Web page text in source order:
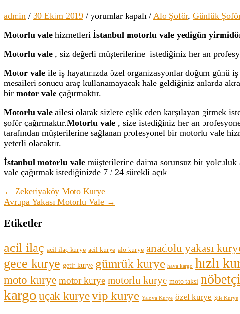
admin / 30 Ekim 2019 / Motorlu
İstanbul
yorumlar kapalı / Alo Şoför, Günlük
Motorlu vale hizmetleri İstanbul motorlu vale yedigün
Motorlu vale , siz değerli müşterilerine istediğiniz her an
Motor vale ile iş hayatınızda özel organizasyonlar doğum günü
mesaileri sonucu araç kullanamayacak hale geldiğiniz anlarda
bir motor vale çağırmaktır.
Motorlu vale ailesi olarak sizlere eşlik eden karşılayan gitmek
şoför çağırmaktır.Motorlu vale , size istediğiniz her an
tarafından müşterilerine sağlanan profesyonel bir motorlu vale
yeterli olacaktır.
İstanbul motorlu vale müşterilerine daima sorunsuz bir
vale çağırmak istediğinizde 7 / 24 sürekli açık
← Zekeriyaköy Moto Kurye
Avrupa Yakası Motorlu Vale →
Etiketler
acil ilaç acil ilaç kurye acil kurye alo kurye anadolu yakası
gece kurye getir kurye gümrük kurye hava kargo hızlı
moto kurye motor kurye motorlu kurye moto taksi
kargo uçak kuryevip kurye Yalova Kurye özel kurye Şile Kurye